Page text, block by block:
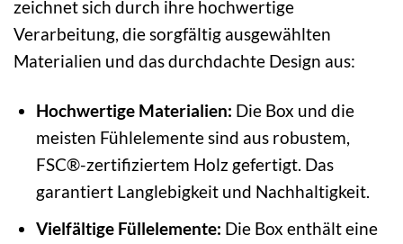
zeichnet sich durch ihre hochwertige
Verarbeitung, die sorgfältig ausgewählten
Materialien und das durchdachte Design aus:
Hochwertige Materialien: Die Box und die
meisten Fühlelemente sind aus robustem,
FSC®-zertifiziertem Holz gefertigt. Das
garantiert Langlebigkeit und Nachhaltigkeit.
Vielfältige Füllelemente: Die Box enthält eine